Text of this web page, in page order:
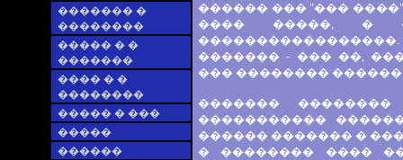
������� �
��������
����� � �
�������
���� � �
��������
����� � ���
�����
������
������ ��� "���
���� �����, �
������� - ��� ��,
��� �������� ������
�������
�����������
������ ������� �
� �������� ����